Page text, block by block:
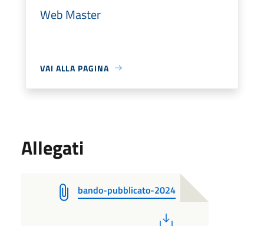
Web Master
VAI ALLA PAGINA
Allegati
bando-pubblicato-2024